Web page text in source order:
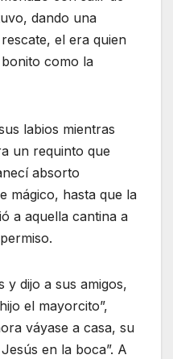
dando una
el era quien
como la
labios mientras
un requinto que
absorto
mágico, hasta que la
a aquella cantina a
y dijo a sus amigos,
el mayorcito”,
váyase a casa, su
en la boca”. A